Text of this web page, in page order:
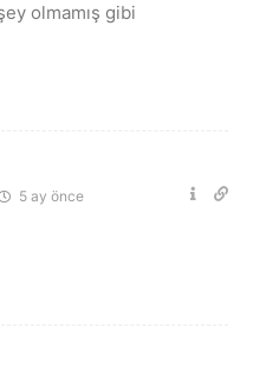
olmamış gibi
5 ay önce